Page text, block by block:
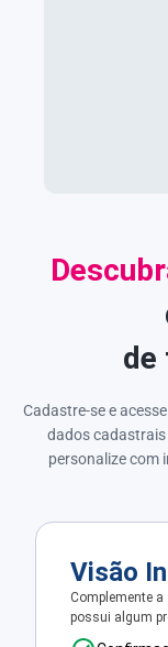
de
Cadastre-se e
dados
personalize com
Visão
Complemente
possui algum